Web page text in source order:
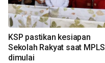
KSP pastikan kesiapan
Sekolah Rakyat saat MPLS
dimulai